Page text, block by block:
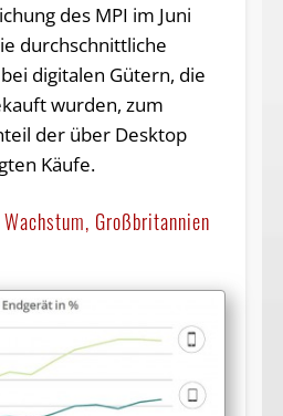
des MPI im Juni
durchschnittliche
digitalen Gütern, die
wurden, zum
der über Desktop
Käufe.
Großbritannien